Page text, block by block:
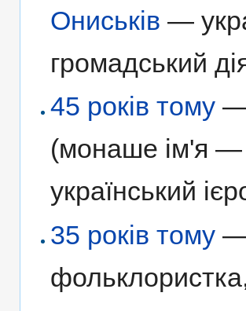
Ониськів —
громадський
45 років тому
(монаше ім'я
український
35 років тому